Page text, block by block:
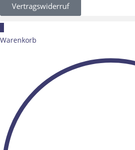
Vertragswiderruf
Warenkorb